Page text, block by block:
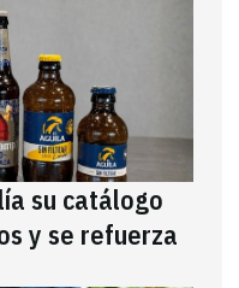
su catálogo
y se refuerza